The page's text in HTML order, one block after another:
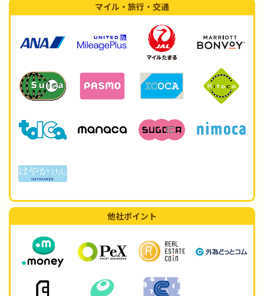
マイル・旅行・交通
他社ポイント